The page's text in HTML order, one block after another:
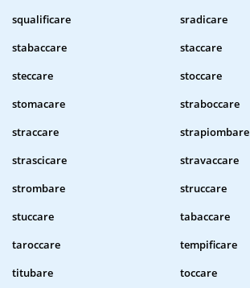
squalificare
sradicare
stabaccare
staccare
steccare
stoccare
stomacare
straboccare
straccare
strapiombare
strascicare
stravaccare
strombare
struccare
stuccare
tabaccare
taroccare
tempificare
titubare
toccare